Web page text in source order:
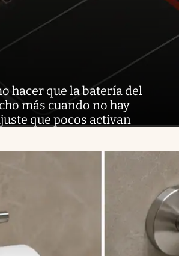
hacer que la batería del
más cuando no hay
que pocos activan